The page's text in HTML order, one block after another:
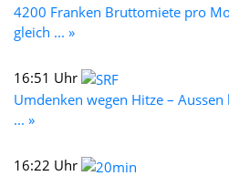
4200 Franken Bruttomiete pro
gleich ... »
16:51 Uhr
Umdenken wegen Hitze –
... »
16:22 Uhr